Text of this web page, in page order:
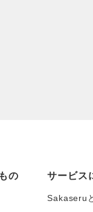
の サービス
Sakaseru